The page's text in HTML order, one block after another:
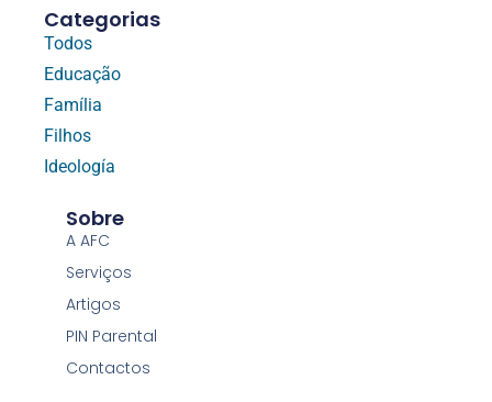
Categorias
Todos
Educação
Família
Filhos
Ideología
Sobre
A AFC
Serviços
Artigos
PIN Parental
Contactos